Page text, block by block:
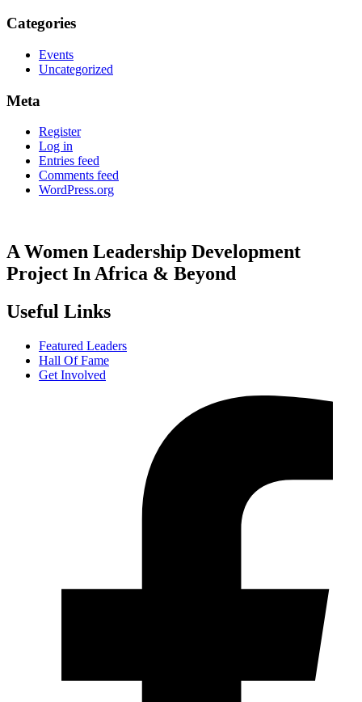
Categories
Events
Uncategorized
Meta
Register
Log in
Entries feed
Comments feed
WordPress.org
A Women Leadership Development
Project In Africa & Beyond
Useful Links
Featured Leaders
Hall Of Fame
Get Involved